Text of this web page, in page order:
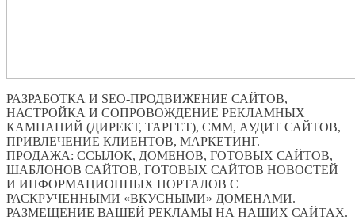
РАЗРАБОТКА И SEO-ПРОДВИЖЕНИЕ САЙТОВ,
НАСТРОЙКА И СОПРОВОЖДЕНИЕ РЕКЛАМНЫХ
КАМПАНИЙ (ДИРЕКТ, ТАРГЕТ), СММ, АУДИТ САЙТОВ,
ПРИВЛЕЧЕНИЕ КЛИЕНТОВ, МАРКЕТИНГ.
ПРОДАЖА: ССЫЛОК, ДОМЕНОВ, ГОТОВЫХ САЙТОВ,
ШАБЛОНОВ САЙТОВ, ГОТОВЫХ САЙТОВ НОВОСТЕЙ
И ИНФОРМАЦИОННЫХ ПОРТАЛОВ С
РАСКРУЧЕННЫМИ «ВКУСНЫМИ» ДОМЕНАМИ.
РАЗМЕЩЕНИЕ ВАШЕЙ РЕКЛАМЫ НА НАШИХ САЙТАХ.